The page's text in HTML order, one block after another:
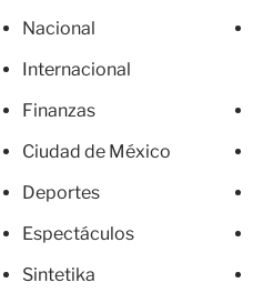
Nacional
Internacional
Finanzas
Ciudad de México
Deportes
Espectáculos
Sintetika